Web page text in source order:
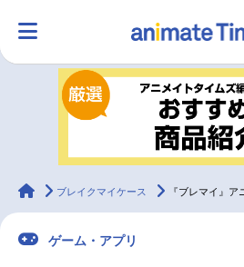
ランキング
ラジオ みんなの声
animateTimes
ブレイクマイケース 『ブレマイ』アニメイト21店舗
ゲーム・アプリ